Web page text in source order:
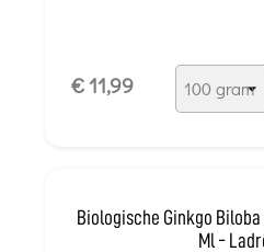
€ 11,99
Biologische Ginkgo
Ml -